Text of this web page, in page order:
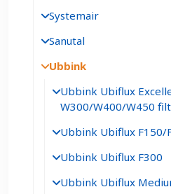
Systemair
Sanutal
Ubbink
Ubbink Ubiflux
W300/W400/W450
Ubbink Ubiflux F150/
Ubbink Ubiflux F300
Ubbink Ubiflux